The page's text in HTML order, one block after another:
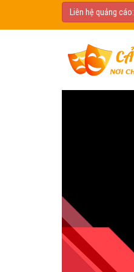
Liên hệ quảng cáo: